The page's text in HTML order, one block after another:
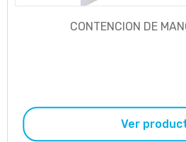
CONTENCION DE
Ver